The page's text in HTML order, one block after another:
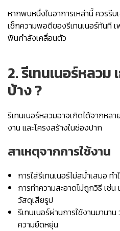
หากพบหนึ่งในอาการเหล่านี้ ควรรี
เช็กความพอดีของรีเทนเนอร์ทันที
ฟันกำลังเคลื่อนตัว
2.รีเทนเนอร์หลวม
บ้าง ?
รีเทนเนอร์หลวมอาจเกิดได้จากหล
งาน และโครงสร้างในช่องปาก
สาเหตุจากการใช้งาน
การใส่รีเทนเนอร์ไม่สม่ำเสมอ ท
การทำความสะอาดไม่ถูกวิธี เช่
วัสดุเสียรูป
รีเทนเนอร์ผ่านการใช้งานมาน
ความยืดหยุ่น